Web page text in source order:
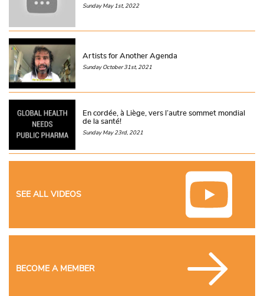
Sunday May 1st, 2022
Artists for Another Agenda
Sunday October 31st, 2021
En cordée, à Liège, vers l’autre sommet mondial
de la santé!
Sunday May 23rd, 2021
SEE ALL VIDEOS
BECOME A MEMBER